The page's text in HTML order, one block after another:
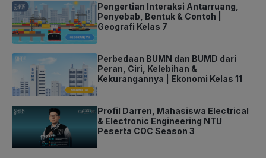
Pengertian Interaksi Antarruang,
Penyebab, Bentuk & Contoh |
Geografi Kelas 7
Perbedaan BUMN dan BUMD dari
Peran, Ciri, Kelebihan &
Kekurangannya | Ekonomi Kelas 11
Profil Darren, Mahasiswa Electrical
& Electronic Engineering NTU
Peserta COC Season 3